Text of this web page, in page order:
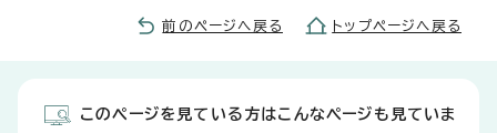
前のページへ戻る トップページへ戻る
このページを見ている方はこんなページも見ていま